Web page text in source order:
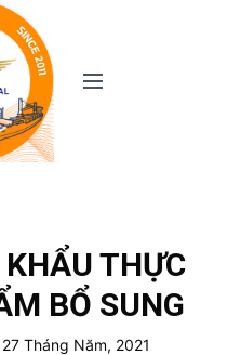
M
THỰC
BỔ SUNG
27 Tháng Năm, 2021